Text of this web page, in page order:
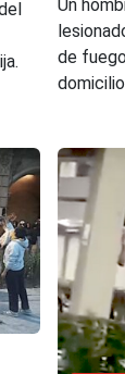
Un
de